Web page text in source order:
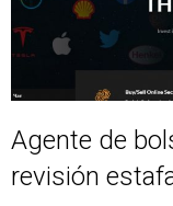
Agente de
revisión